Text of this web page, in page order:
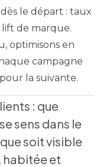
le départ : taux
lift de marque.
optimisons en
campagne
la suivante.
: que
sens dans le
soit visible
habitée et